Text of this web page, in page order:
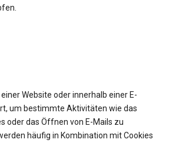
Website oder innerhalb einer E-
um bestimmte Aktivitäten wie das
oder das Öffnen von E-Mails zu
häufig in Kombination mit Cookies